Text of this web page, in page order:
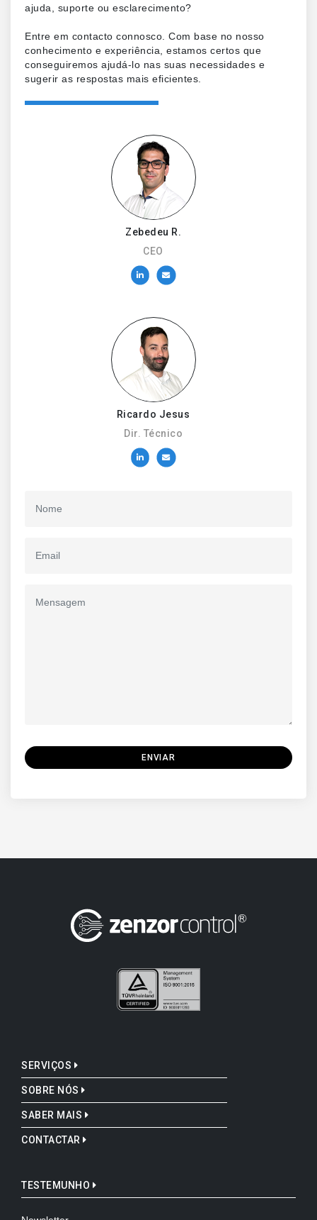
ajuda, suporte ou esclarecimento?
Entre em contacto connosco. Com base no nosso
conhecimento e experiência, estamos certos que
conseguiremos ajudá-lo nas suas necessidades e
sugerir as respostas mais eficientes.
Zebedeu R.
CEO
Ricardo Jesus
Dir. Técnico
ENVIAR
SERVIÇOS
SOBRE NÓS
SABER MAIS
CONTACTAR
TESTEMUNHO